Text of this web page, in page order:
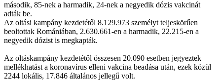
második, 85-nek a harmadik, 24-nek a negyedik dózis vakcinát
adták be.
Az oltási kampány kezdetétől 8.129.973 személyt teljeskörűen
beoltottak Romániában, 2.630.661-en a harmadik, 22.215-en a
negyedik dózist is megkapták.
Az oltáskampány kezdetétől összesen 20.090 esetben jegyeztek
mellékhatást a koronavírus elleni vakcina beadása után, ezek közül
2244 lokális, 17.846 általános jellegű volt.